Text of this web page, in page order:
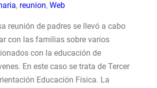
, reunion, Web
reunión de padres se llevó a cabo
con las familias sobre varios
con la educación de
En este caso se trata de Tercer
Educación Física. La